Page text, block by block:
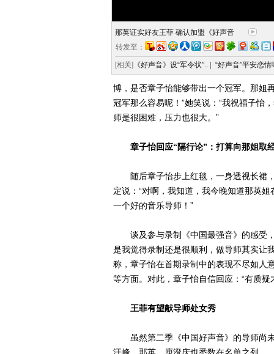
那英证实好友王菲 确认加盟《好声音
转发至：
[相关] 《好声音》设“军令状”.. “好声音”平安恋情
博，是否章子怡能够带出一个冠军。那姐
冠军那么容易呢！”她笑说：“我祝福子怡
师是很困难，压力也很大。”
章子怡回应“隔行论”：打算向那姐取
随后章子怡步上红毯，一身透视长裙，
定说：“对啊，我知道，我今晚知道那英
一个好的音乐导师！”
谈及参与录制《中国最强音》的感受，
是我觉得录制还是很顺利，做导师其实让
称，章子怡在首期录制中的表现不尽如人
等方面。对此，章子怡自信回应：“有质疑
王菲有望献导师处女秀
虽然第二季《中国好声音》的导师尚未